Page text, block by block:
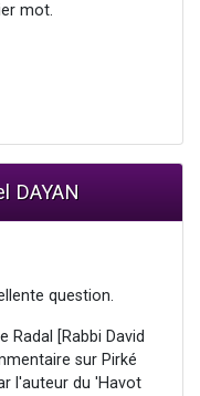
mot.
DAYAN
question.
Radal [Rabbi David
sur Pirké
l'auteur du 'Havot